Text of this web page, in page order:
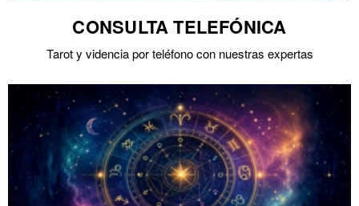
CONSULTA TELEFÓNICA
Tarot y videncia por teléfono con nuestras expertas